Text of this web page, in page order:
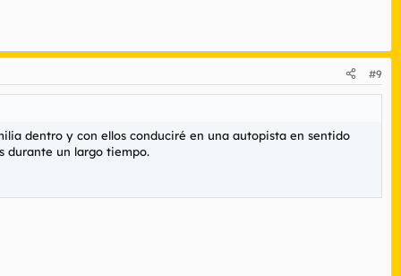
#9
dentro y con ellos conduciré en una autopista en sentido
durante un largo tiempo.